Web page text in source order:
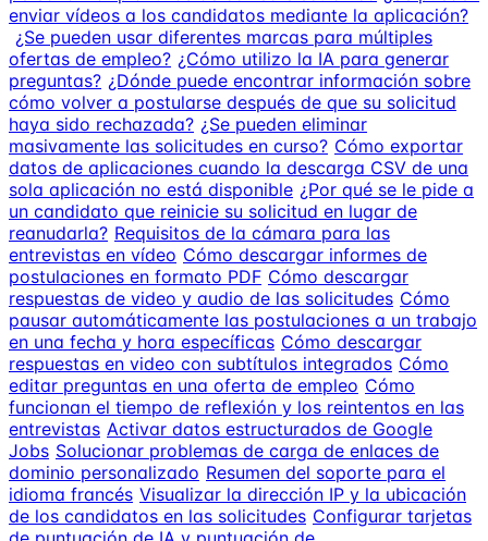
enviar vídeos a los candidatos mediante la aplicación?
¿Se pueden usar diferentes marcas para múltiples
ofertas de empleo? ¿Cómo utilizo la IA para generar
preguntas? ¿Dónde puede encontrar información sobre
cómo volver a postularse después de que su solicitud
haya sido rechazada? ¿Se pueden eliminar
masivamente las solicitudes en curso? Cómo exportar
datos de aplicaciones cuando la descarga CSV de una
sola aplicación no está disponible ¿Por qué se le pide a
un candidato que reinicie su solicitud en lugar de
reanudarla? Requisitos de la cámara para las
entrevistas en vídeo Cómo descargar informes de
postulaciones en formato PDF Cómo descargar
respuestas de video y audio de las solicitudes Cómo
pausar automáticamente las postulaciones a un trabajo
en una fecha y hora específicas Cómo descargar
respuestas en video con subtítulos integrados Cómo
editar preguntas en una oferta de empleo Cómo
funcionan el tiempo de reflexión y los reintentos en las
entrevistas Activar datos estructurados de Google
Jobs Solucionar problemas de carga de enlaces de
dominio personalizado Resumen del soporte para el
idioma francés Visualizar la dirección IP y la ubicación
de los candidatos en las solicitudes Configurar tarjetas